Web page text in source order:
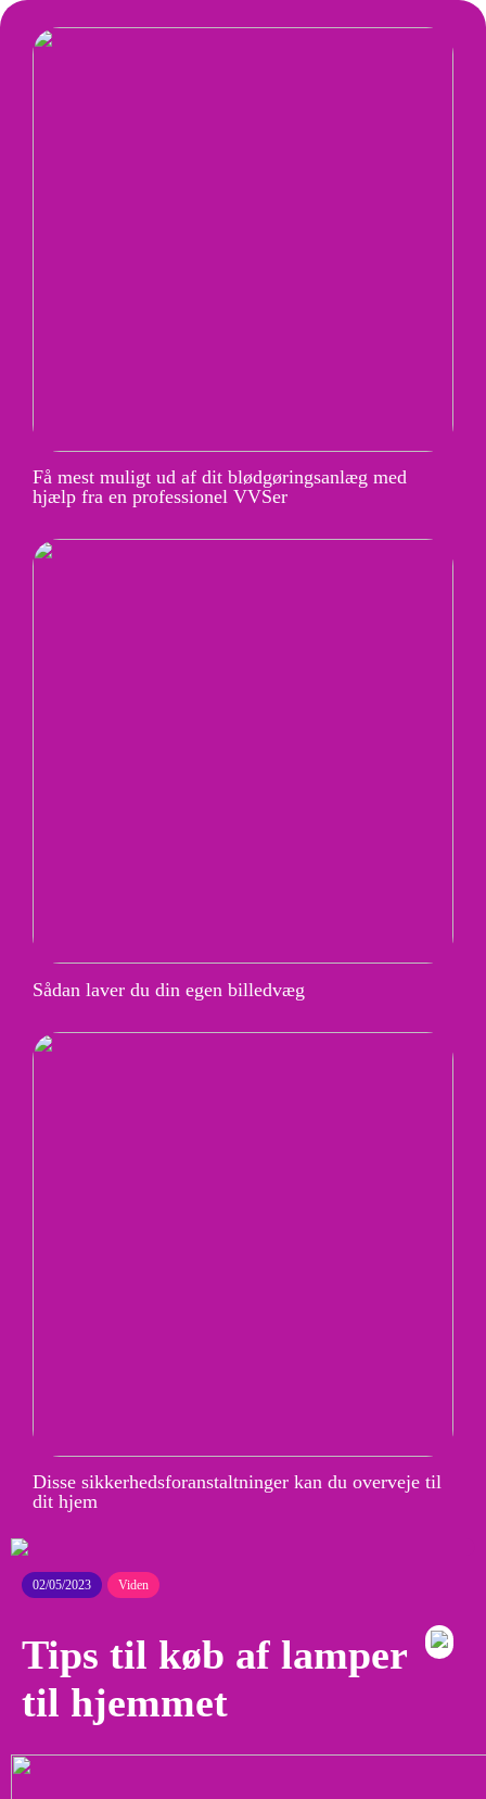
Få mest muligt ud af dit blødgøringsanlæg med
hjælp fra en professionel VVSer
Sådan laver du din egen billedvæg
Disse sikkerhedsforanstaltninger kan du overveje til
dit hjem
02/05/2023 Viden
Tips til køb af lamper
til hjemmet